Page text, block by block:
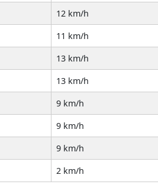
12 km/h
11 km/h
13 km/h
13 km/h
9 km/h
9 km/h
9 km/h
2 km/h